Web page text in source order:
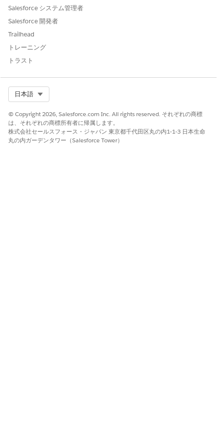
動的ルーティング電話番号を保存するには、[取引先責任者属
性を設定] ブロックを追加して、番号を変数に割り当てます。
たとえば、電話番号をdynamicRoutingNumber変数に保存し
ます。
Salesforce システム管理者
Salesforce 開発者
Trailhead
トレーニング
トラスト
日本語
© Copyright 2026, Salesforce.com Inc. All rights reserved. それぞれの商標
は、それぞれの商標所有者に帰属します。
株式会社セールスフォース・ジャパン 東京都千代田区丸の内1-1-3 日本生命
丸の内ガーデンタワー（Salesforce Tower）